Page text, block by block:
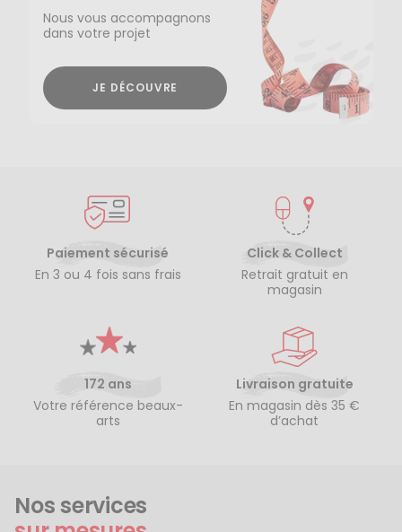
Nous vous accompagnons
dans votre projet
JE DÉCOUVRE
Paiement sécurisé
En 3 ou 4 fois sans frais
Click & Collect
Retrait gratuit en
magasin
172 ans
Votre référence beaux-
arts
Livraison gratuite
En magasin dès 35 €
d’achat
Nos services